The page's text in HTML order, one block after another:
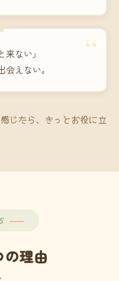
“
ない」
えない。
じたら、きっとお役に立
理由